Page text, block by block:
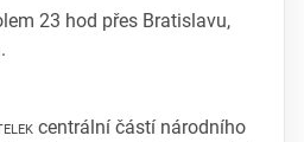
23 hod přes Bratislavu,
centrální částí národního